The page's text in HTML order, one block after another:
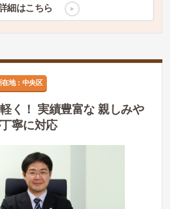
細はこちら
在地：中央区
く！ 実績豊富な 親しみや
寧に対応